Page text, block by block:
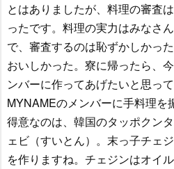
とはありましたが、料理の審査
ったです。料理の実力はみなさ
で、審査するのは恥ずかしかっ
おいしかった。寮に帰ったら、
ンバーに作ってあげたいと思っ
MYNAMEのメンバーに手料理を
得意なのは、韓国のタッポクン
ェビ（すいとん）。末っ子チェ
を作りますね。チェジンはオイ